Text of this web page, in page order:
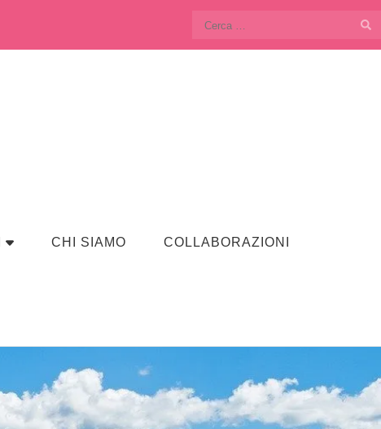
Ricerca
per:
CHI SIAMO COLLABORAZIONI